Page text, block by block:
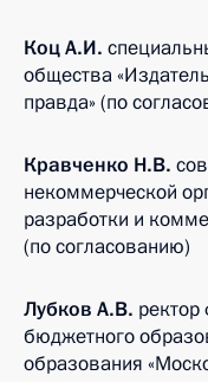
Коц А.И.
общества
правда» (по
Кравченко Н.В.
некоммерческой
разработки и
(по согласованию)
Лубков А.В. ректор
бюджетного
образования